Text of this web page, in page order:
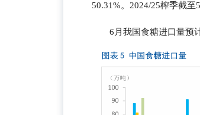
50.31%。2024/25榨季截至
6月我国食糖进口量预